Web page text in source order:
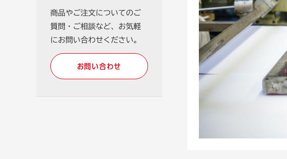
商品やご注文についてのご
質問・ご相談など、お気軽
にお問い合わせください。
お問い合わせ